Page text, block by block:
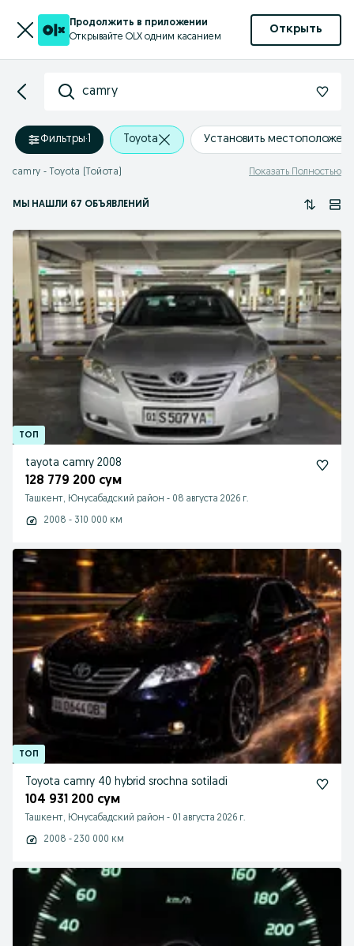
Продолжить в приложении
Открывайте OLX одним касанием
Открыть
camry
Фильтры·1 Toyota Установить
camry - Toyota (Тойота) Показать Полностью
МЫ НАШЛИ 67 ОБЪЯВЛЕНИЙ
tayota camry 2008
128 779 200 сум
Ташкент, Юнусабадский район - 08 августа 2026 г.
2008 - 310 000 км
Toyota camry 40 hybrid srochna sotiladi
104 931 200 сум
Ташкент, Юнусабадский район - 01 августа 2026 г.
2008 - 230 000 км